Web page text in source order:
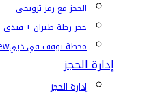
الحجز مع رمز ترويجي
حجز رحلة طيران + فندق
محطة توقف في دبي
إدارة الحجز
إدارة الحجز